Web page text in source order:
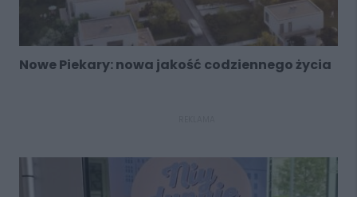
Nowe Piekary: nowa jakość codziennego życia